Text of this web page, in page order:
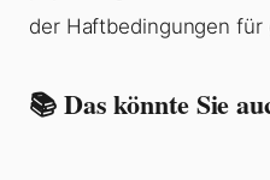
der Haftbedingungen
📚 Das könnte Sie